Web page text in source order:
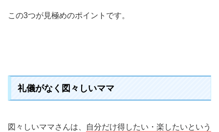
この3つが見極めのポイントです。
礼儀がなく図々しいママ
図々しいママさんは、
自分だけ得したい・楽したいという